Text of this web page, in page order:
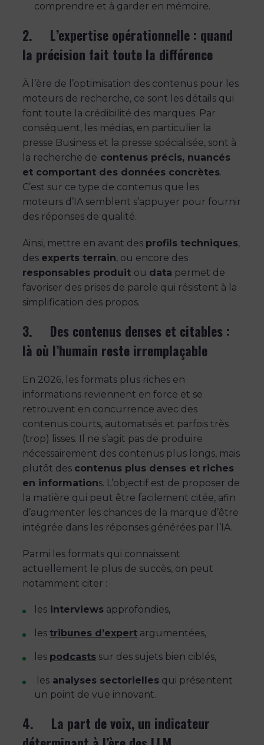
comprendre et à garder en mémoire.
2. L’expertise opérationnelle : quand
la précision fait toute la différence
À l’ère de l’optimisation des contenus pour les
moteurs de recherche, ce sont les détails qui
font toute la crédibilité des marques. Par
conséquent, les médias, en particulier la
presse Business et la presse spécialisée, sont à
la recherche de contenus précis, nuancés
et comportant des données concrètes.
C’est sur ce type de contenus que les
moteurs d’IA semblent s’appuyer pour fournir
des réponses de qualité.
Ainsi, mettre en avant des profils techniques,
des experts terrain, ou encore des
responsables produit ou data permet de
favoriser des prises de parole qui résistent à la
simplification des propos.
3. Des contenus denses et citables :
là où l’humain reste irremplaçable
En 2026, les formats plus riches en
informations reviennent en force et se
retrouvent en concurrence avec des
contenus courts, automatisés et parfois très
(trop) lisses. Il ne s’agit pas de produire
nécessairement des contenus plus longs, mais
plutôt des contenus plus denses et riches
en informations. L’objectif est de proposer de
la matière qui peut être facilement citée, afin
d’augmenter les chances de la marque d’être
intégrée dans les réponses générées par l’IA.
Parmi les formats qui connaissent
actuellement le plus de succès, on peut
notamment citer :
les interviews approfondies,
lestribunes d’expert argumentées,
les podcasts sur des sujets bien ciblés,
les analyses sectorielles qui présentent
un point de vue innovant.
4. La part de voix, un indicateur